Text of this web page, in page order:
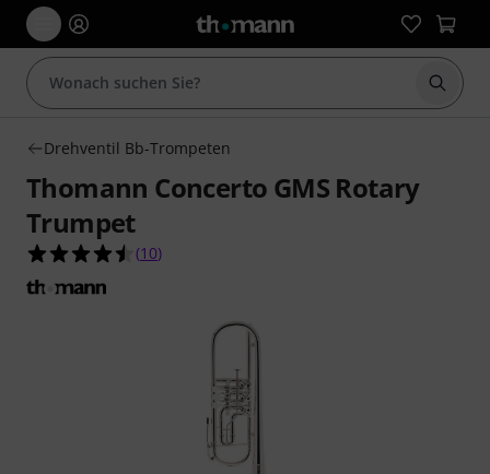
Suche
Drehventil Bb-Trompeten
Thomann Concerto GMS Rotary
Trumpet
4.5 von 5 Sternen aus 10 Kundenbewertungen
(10)